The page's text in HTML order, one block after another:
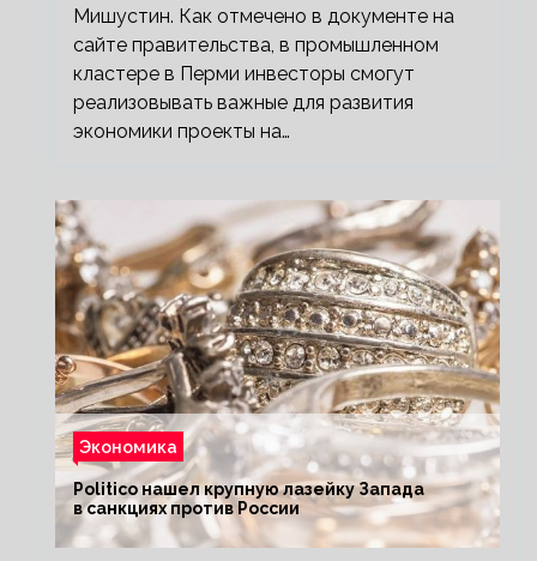
Мишустин. Как отмечено в документе на
сайте правительства, в промышленном
кластере в Перми инвесторы смогут
реализовывать важные для развития
экономики проекты на…
Экономика
Politico нашел крупную лазейку Запада
в санкциях против России